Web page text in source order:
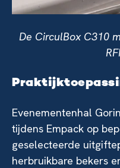
De CirculBox C310
Evenementenhal
tijdens Empack op
geselecteerde
herbruikbare bekers